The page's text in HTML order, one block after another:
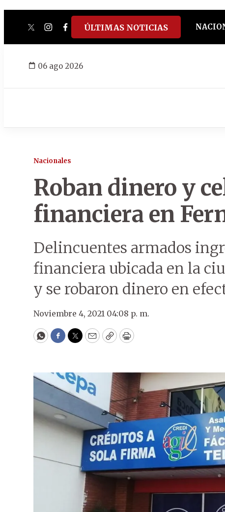
twitterinstagram
facebook
tiktokyoutube
spotify
ÚLTIMAS NOTICIAS
06 ago 2026
Nacionales
Roban dinero y
financiera en
Delincuentes armados
financiera ubicada en la
y se robaron dinero en
Noviembre 4, 2021 04:08 p. m.
WhatsApp
Facebook
Twitter
EmailCopyPrint